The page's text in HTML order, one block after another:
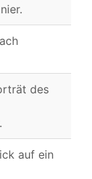
des
auf ein